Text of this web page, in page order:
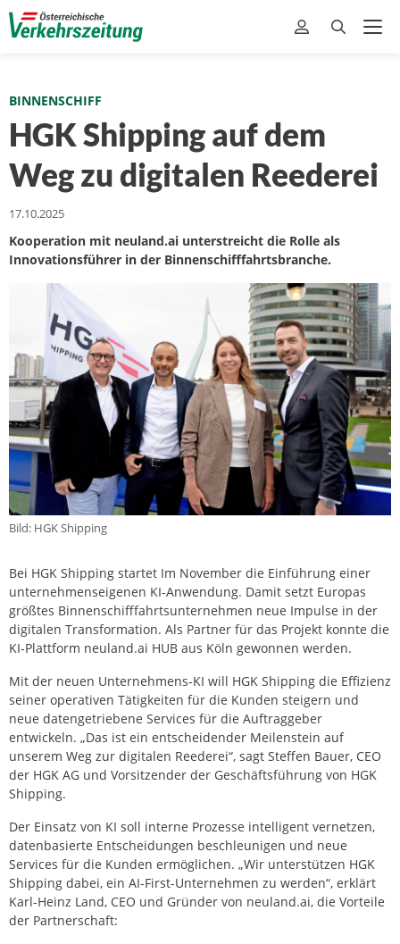
BINNENSCHIFF
HGK Shipping auf dem
Weg zu digitalen Reederei
17.10.2025
Kooperation mit neuland.ai unterstreicht die Rolle als
Innovationsführer in der Binnenschifffahrtsbranche.
Bild: HGK Shipping
Bei HGK Shipping startet Im November die Einführung einer
unternehmenseigenen KI-Anwendung. Damit setzt Europas
größtes Binnenschifffahrtsunternehmen neue Impulse in der
digitalen Transformation. Als Partner für das Projekt konnte die
KI-Plattform neuland.ai HUB aus Köln gewonnen werden.
Mit der neuen Unternehmens-KI will HGK Shipping die Effizienz
seiner operativen Tätigkeiten für die Kunden steigern und
neue datengetriebene Services für die Auftraggeber
entwickeln. „Das ist ein entscheidender Meilenstein auf
unserem Weg zur digitalen Reederei“, sagt Steffen Bauer, CEO
der HGK AG und Vorsitzender der Geschäftsführung von HGK
Shipping.
Der Einsatz von KI soll interne Prozesse intelligent vernetzen,
datenbasierte Entscheidungen beschleunigen und neue
Services für die Kunden ermöglichen. „Wir unterstützen HGK
Shipping dabei, ein AI-First-Unternehmen zu werden“, erklärt
Karl-Heinz Land, CEO und Gründer von neuland.ai, die Vorteile
der Partnerschaft: